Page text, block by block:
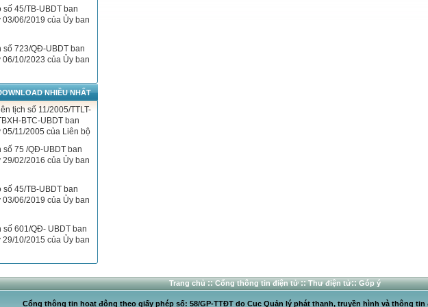
số 45/TB-UBDT ban
03/06/2019 của Ủy ban
số 723/QĐ-UBDT ban
06/10/2023 của Ủy ban
NHIỀU NHẤT
tịch số 11/2005/TTLT-
BTC-UBDT ban
05/11/2005 của Liên bộ
số 75 /QĐ-UBDT ban
29/02/2016 của Ủy ban
số 45/TB-UBDT ban
03/06/2019 của Ủy ban
số 601/QĐ- UBDT ban
29/10/2015 của Ủy ban
Trang chủ:: Cổng thông tin điện tử:: Thư điện tử:: Góp ý
Cổng thông tin hoạt động theo giấy phép số: 58/GP-TTĐT do Cục Quản lý phát thanh, truyền hình và thông tin